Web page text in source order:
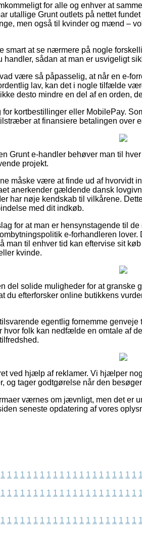
for alle og enhver at
utallige Grunt outlets på nettet
men også til kvinder og mænd –
smart at se nærmere på nogle
handler, sådan at man er usvigeligt
være så påpasselig, at når en e-
lav, kan det i nogle tilfælde
desto mindre en del af en orden,
for kortbestillinger eller MobilePay.
at finansiere betalingen over
Grunt e-handler behøver man til
projekt.
måske være at finde ud af hvorvidt
anerkender gældende dansk
har nøje kendskab til vilkårene.
med dit indkøb.
for at man er hensynstagende til
e-forhandleren
man til enhver tid kan eftervise sit
kvinde.
del solide muligheder for at granske
du efterforsker online butikkens
egentlig fornemme
hvor folk kan nedfælde en omtale af
ved hjælp af reklamer. Vi hjælper
og tager godtgørelse når den
værnes om jævnligt, men det er
seneste opdatering af vores
1 1 1 1 1 1 1 1 1 1 1 1 1 1 1 1 1 1 1 1 1 1
1 1 1 1 1 1 1 1 1 1 1 1 1 1 1 1 1 1 1 1 1 1
1 1 1 1 1 1 1 1 1 1 1 1 1 1 1 1 1 1 1 1 1 1